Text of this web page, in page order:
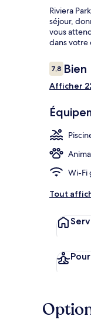
Riviera
séjour,
vous
dans votre
Avis
voyageurs
7,87,8 sur 10
Bien
Afficher
Wi-Fi
Tout